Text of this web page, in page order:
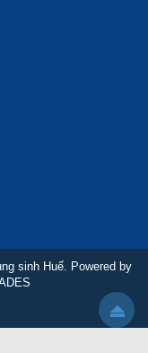
sinh Huế. Powered by